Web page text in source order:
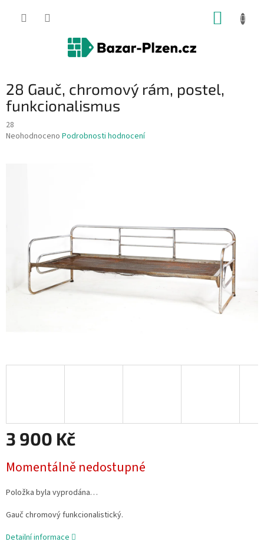
28 Gauč, chromový rám, postel,
funkcionalismus
28
Průměrné
Neohodnoceno Podrobnosti hodnocení
3 900 Kč
cena:
Momentálně nedostupné
Položka byla vyprodána…
Gauč chromový funkcionalistický.
Detailní informace